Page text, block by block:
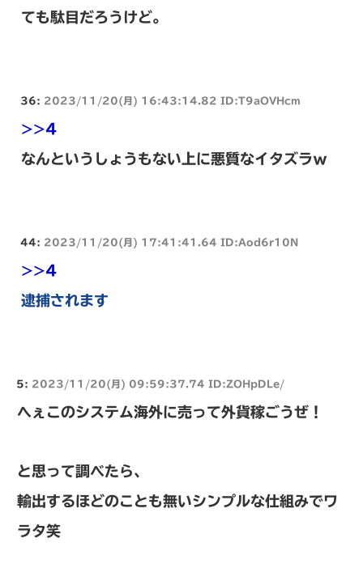
ても駄目だろうけど。
36: 2023/11/20(月) 16:43:14.82 ID:T9aOVHcm
>>4
なんというしょうもない上に悪質なイタズラｗ
44: 2023/11/20(月) 17:41:41.64 ID:Aod6r10N
>>4
逮捕されます
5: 2023/11/20(月) 09:59:37.74 ID:ZOHpDLe/
へぇこのシステム海外に売って外貨稼ごうぜ！
と思って調べたら、
輸出するほどのことも無いシンプルな仕組みでワ
ラタ笑